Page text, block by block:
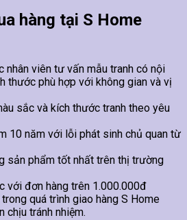
hàng tại S Home
nhân viên tư vấn mẫu tranh có nội
thước phù hợp với không gian và vị
sắc và kích thước tranh theo yêu
10 năm với lỗi phát sinh chủ quan từ
sản phẩm tốt nhất trên thị trường
với đơn hàng trên 1.000.000đ
quá trình giao hàng S Home
chịu tránh nhiệm.